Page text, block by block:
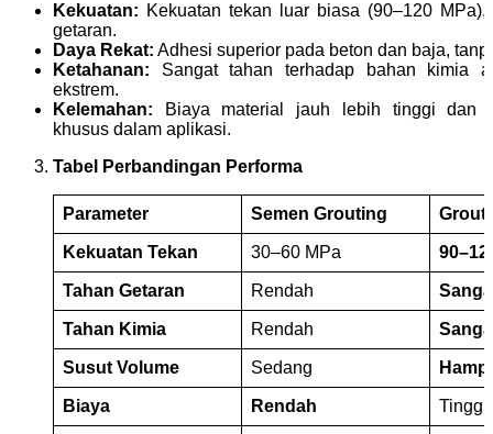
Kekuatan: Kekuatan tekan luar biasa (90–120
getaran.
Daya Rekat: Adhesi superior pada beton dan baja,
Ketahanan: Sangat tahan terhadap bahan kimia
ekstrem.
Kelemahan: Biaya material jauh lebih tinggi dan
khusus dalam aplikasi.
Tabel Perbandingan Performa
Parameter Semen Grouting Grout
Kekuatan Tekan 30–60 MPa
Tahan Getaran Rendah
Tahan Kimia Rendah
Susut Volume Sedang
Biaya Rendah Tinggi